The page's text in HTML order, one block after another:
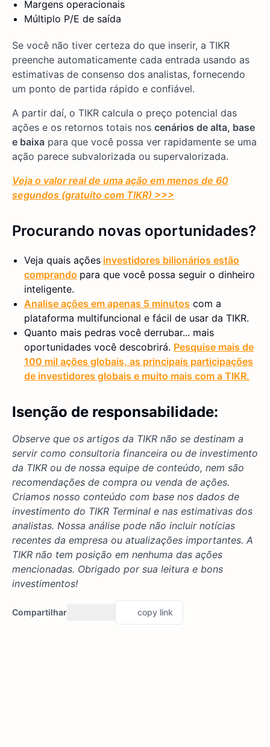
Margens operacionais
Múltiplo P/E de saída
Se você não tiver certeza do que inserir, a TIKR
preenche automaticamente cada entrada usando as
estimativas de consenso dos analistas, fornecendo
um ponto de partida rápido e confiável.
A partir daí, o TIKR calcula o preço potencial das
ações e os retornos totais nos cenários de alta, base
e baixa para que você possa ver rapidamente se uma
ação parece subvalorizada ou supervalorizada.
Veja o valor real de uma ação em menos de 60
segundos (gratuito com TIKR) >>>
Procurando novas oportunidades?
Veja quais ações investidores bilionários estão
comprando para que você possa seguir o dinheiro
inteligente.
Analise ações em apenas 5 minutos com a
plataforma multifuncional e fácil de usar da TIKR.
Quanto mais pedras você derrubar... mais
oportunidades você descobrirá. Pesquise mais de
100 mil ações globais, as principais participações
de investidores globais e muito mais com a TIKR.
Isenção de responsabilidade:
Observe que os artigos da TIKR não se destinam a
servir como consultoria financeira ou de investimento
da TIKR ou de nossa equipe de conteúdo, nem são
recomendações de compra ou venda de ações.
Criamos nosso conteúdo com base nos dados de
investimento do TIKR Terminal e nas estimativas dos
analistas. Nossa análise pode não incluir notícias
recentes da empresa ou atualizações importantes. A
TIKR não tem posição em nenhuma das ações
mencionadas. Obrigado por sua leitura e bons
investimentos!
Compartilhar copy link